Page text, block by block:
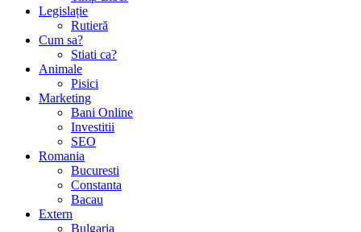
Legislație
Rutieră
Cum sa?
Stiati ca?
Animale
Pisici
Marketing
Bani Online
Investitii
SEO
Romania
Bucuresti
Constanta
Bacau
Extern
Bulgaria